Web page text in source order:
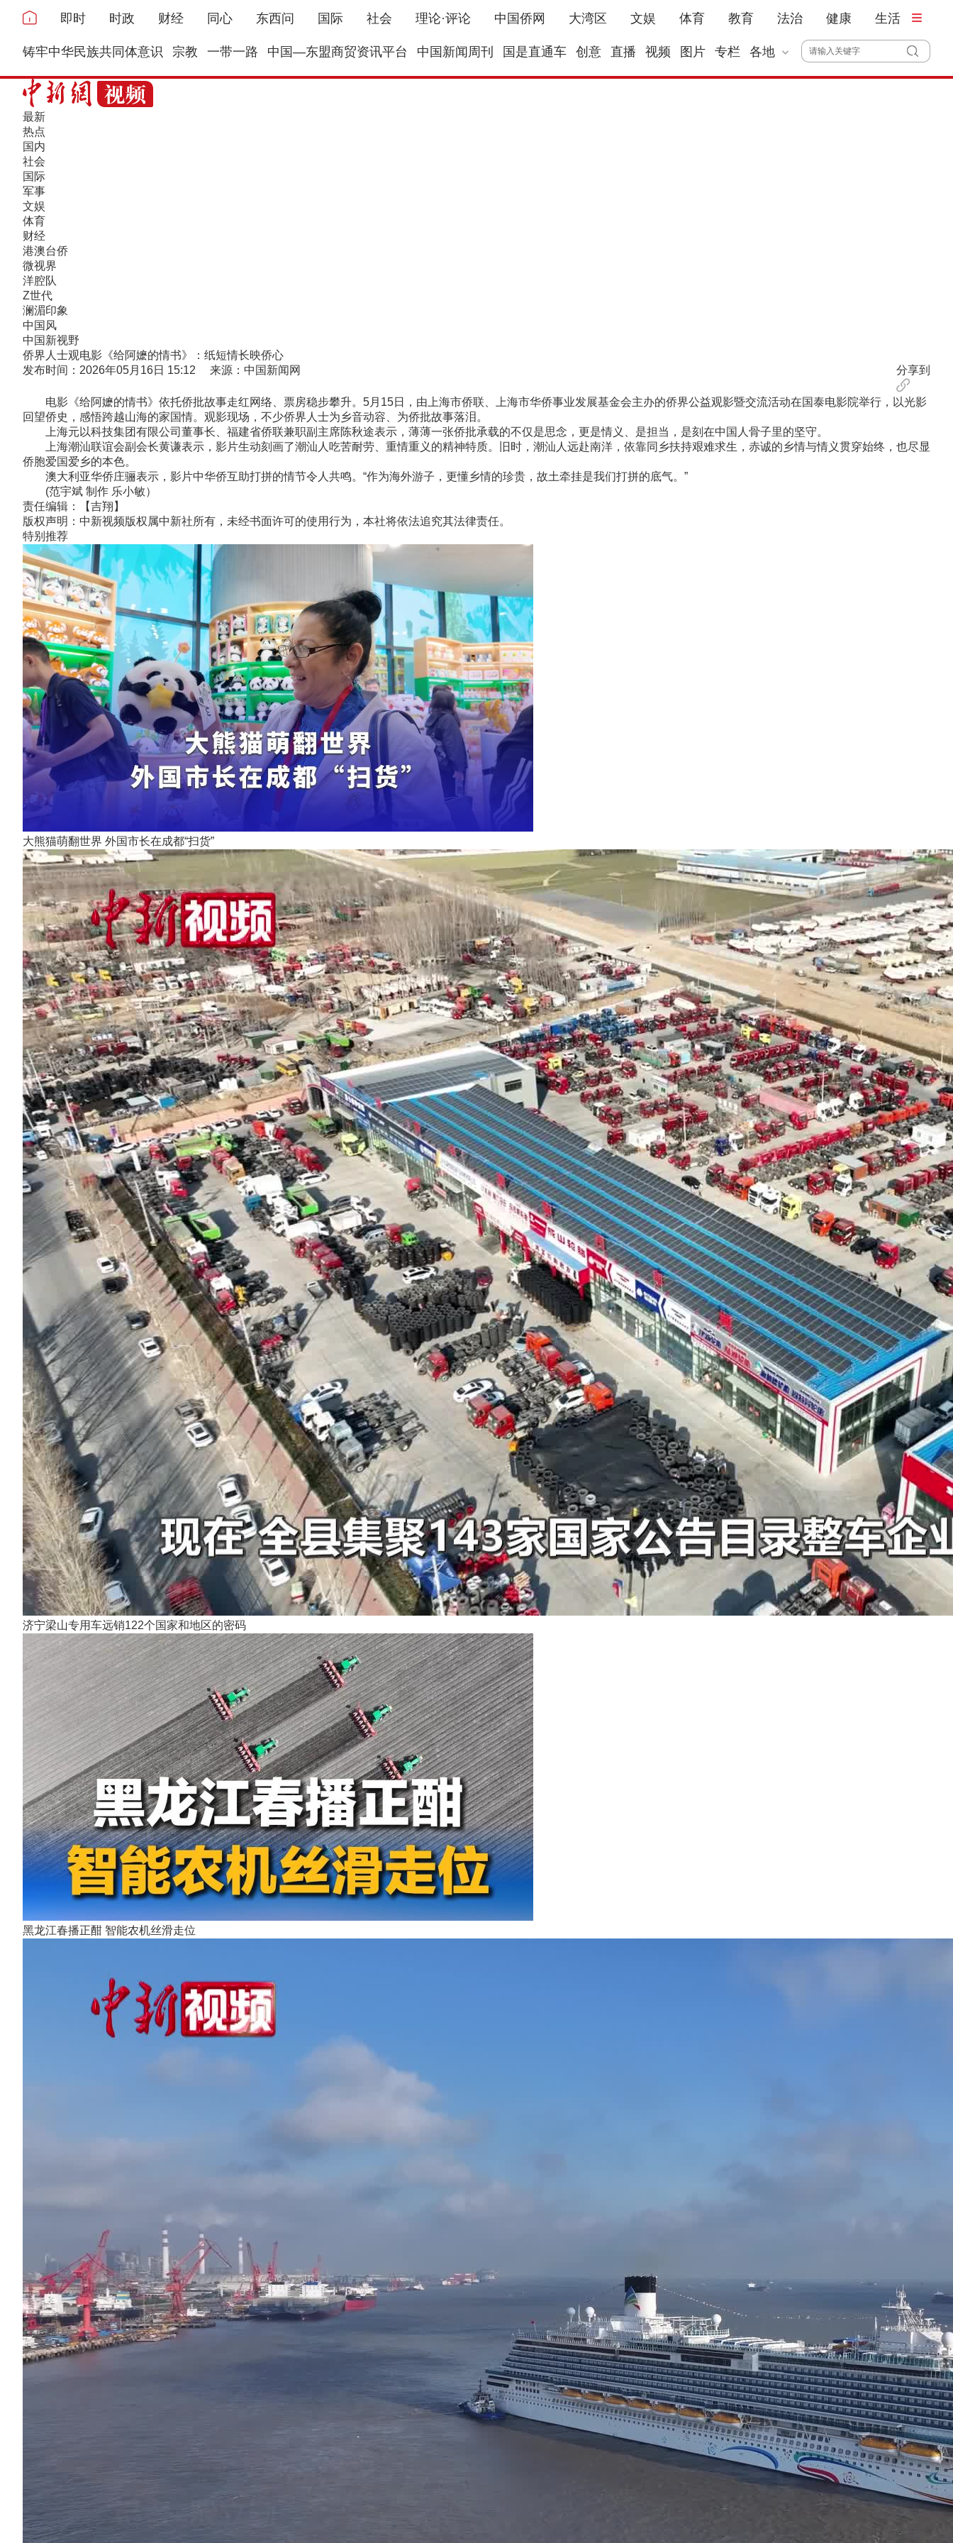
即时 时政 财经 同心 东西问 国际 社会 理论·评论 中国侨网 大湾区 文娱 体育 教育 法治 健康 生活
铸牢中华民族共同体意识 宗教 一带一路 中国—东盟商贸资讯平台 中国新闻周刊 国是直通车 创意 直播 视频 图片 专栏 各地
最新
热点
国内
社会
国际
军事
文娱
体育
财经
港澳台侨
微视界
洋腔队
Z世代
澜湄印象
中国风
中国新视野
侨界人士观电影《给阿嬷的情书》：纸短情长映侨心
发布时间：2026年05月16日 15:12 来源：中国新闻网
分享到
电影《给阿嬷的情书》依托侨批故事走红网络、票房稳步攀升。5月15日，由上海市侨联、上海市华侨事业发展基金会主办的侨界公益观影暨交流活动在国泰电影院举行，以光影
回望侨史，感悟跨越山海的家国情。观影现场，不少侨界人士为乡音动容、为侨批故事落泪。
上海元以科技集团有限公司董事长、福建省侨联兼职副主席陈秋途表示，薄薄一张侨批承载的不仅是思念，更是情义、是担当，是刻在中国人骨子里的坚守。
上海潮汕联谊会副会长黄谦表示，影片生动刻画了潮汕人吃苦耐劳、重情重义的精神特质。旧时，潮汕人远赴南洋，依靠同乡扶持艰难求生，赤诚的乡情与情义贯穿始终，也尽显
侨胞爱国爱乡的本色。
澳大利亚华侨庄骊表示，影片中华侨互助打拼的情节令人共鸣。“作为海外游子，更懂乡情的珍贵，故土牵挂是我们打拼的底气。”
(范宇斌 制作 乐小敏）
责任编辑：【吉翔】
版权声明：中新视频版权属中新社所有，未经书面许可的使用行为，本社将依法追究其法律责任。
特别推荐
大熊猫萌翻世界 外国市长在成都“扫货”
济宁梁山专用车远销122个国家和地区的密码
黑龙江春播正酣 智能农机丝滑走位